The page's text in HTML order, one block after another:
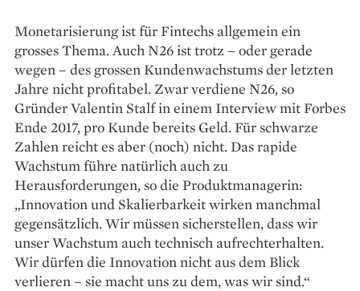
Monetarisierung ist für Fintechs allgemein ein
grosses Thema. Auch N26 ist trotz – oder gerade
wegen – des grossen Kundenwachstums der letzten
Jahre nicht profitabel. Zwar verdiene N26, so
Gründer Valentin Stalf in einem Interview mit Forbes
Ende 2017, pro Kunde bereits Geld. Für schwarze
Zahlen reicht es aber (noch) nicht. Das rapide
Wachstum führe natürlich auch zu
Herausforderungen, so die Produktmanagerin:
„Innovation und Skalierbarkeit wirken manchmal
gegensätzlich. Wir müssen sicherstellen, dass wir
unser Wachstum auch technisch aufrechterhalten.
Wir dürfen die Innovation nicht aus dem Blick
verlieren – sie macht uns zu dem, was wir sind.“